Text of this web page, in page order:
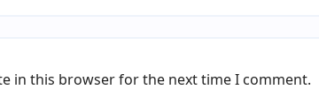
in this browser for the next time I comment.